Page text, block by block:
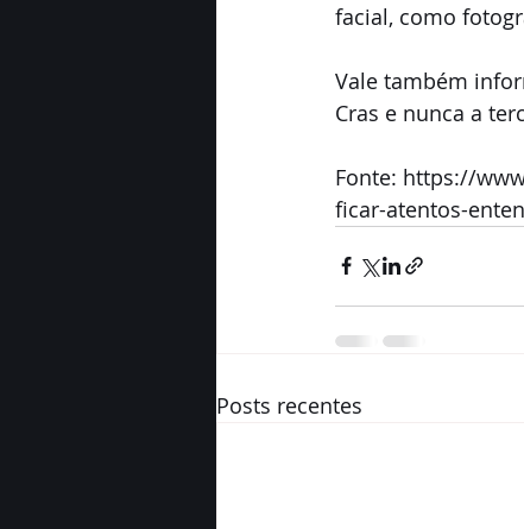
facial, como
Vale também
Cras e nunca a
Fonte: https://
ficar-atentos-
Posts recentes